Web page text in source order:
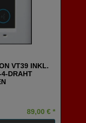
VT39 INKL.
DRAHT
89,00 € *